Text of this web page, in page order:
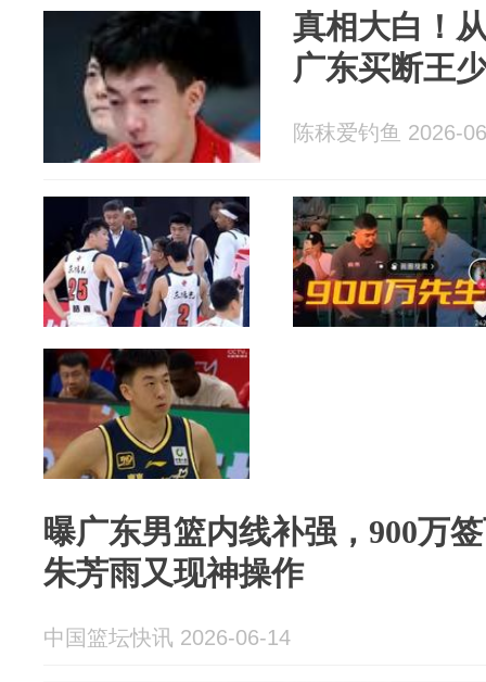
真相大白！
广东买断王
陈秣爱钓鱼 2026-
曝广东男篮内线补强，900万
朱芳雨又现神操作
中国篮坛快讯 2026-06-14